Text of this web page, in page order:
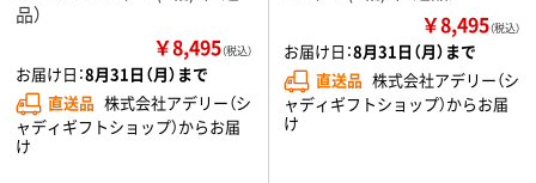
品）
￥8,495（税込）
お届け日：8月31日（月）まで
直送品 株式会社アデリー（シ
ャディギフトショップ）からお届
け
￥8,495（税込）
お届け日：8月31日（月）まで
直送品 株式会社アデリー（シ
ャディギフトショップ）からお届
け